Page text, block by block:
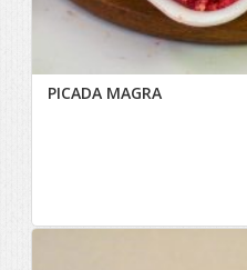
PICADA MAGRA